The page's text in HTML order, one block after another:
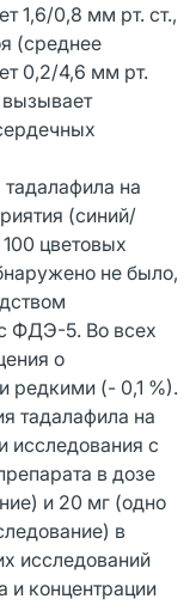
1,6/0,8 мм рт. ст.,
(среднее
0,2/4,6 мм рт.
вызывает
на
(синий/
цветовых
не было,
ФДЭ-5. Во всех
о
редкими (- 0,1 %).
тадалафила на
исследования с
в дозе
и 20 мг (одно
в
исследований
и концентрации